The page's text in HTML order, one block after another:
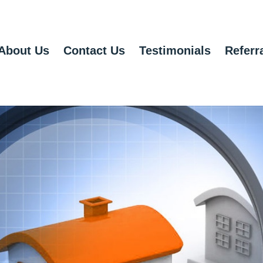
Us Contact Us Testimonials